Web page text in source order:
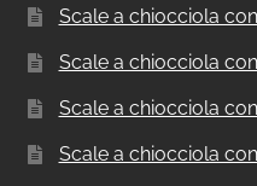
Scale a chiocciola
Scale a chiocciola
Scale a chiocciola
Scale a chiocciola